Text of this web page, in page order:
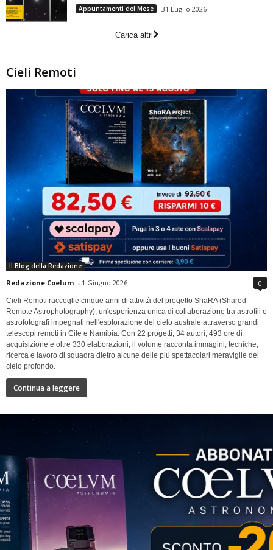
Appuntamenti del Mese 31 Luglio 2026
Carica altri
Cieli Remoti
Il Blog della Redazione
Redazione Coelum - 1 Giugno 2026 0
Cieli Remoti raccoglie cinque anni di attività del progetto ShaRA (Shared
Remote Astrophotography), un'esperienza unica di collaborazione tra astrofili e
astrofotografi impegnati nell'esplorazione del cielo australe attraverso grandi
telescopi remoti in Cile e Namibia. Con 22 progetti, 34 autori, 493 ore di
acquisizione e oltre 330 elaborazioni, il volume racconta immagini, tecniche,
ricerca e lavoro di squadra dietro alcune delle più spettacolari meraviglie del
cielo profondo.
Continua a leggere